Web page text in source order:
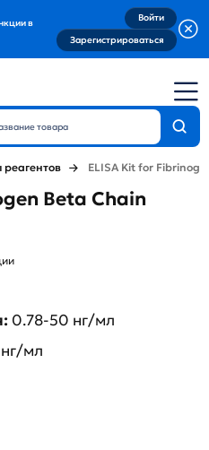
в
Войти
Зарегистрироваться
ELISA Kit for
Beta Chain
0.78-50 нг/мл
мл